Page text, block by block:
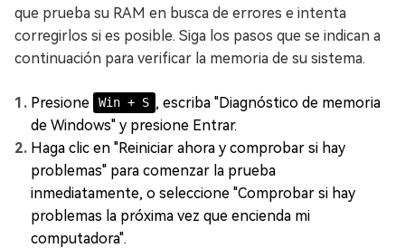
que prueba su RAM en busca de errores e intenta
corregirlos si es posible. Siga los pasos que se indican a
continuación para verificar la memoria de su sistema.
Presione Win + S , escriba "Diagnóstico de memoria
de Windows" y presione Entrar.
Haga clic en "Reiniciar ahora y comprobar si hay
problemas" para comenzar la prueba
inmediatamente, o seleccione "Comprobar si hay
problemas la próxima vez que encienda mi
computadora".